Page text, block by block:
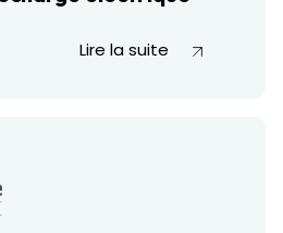
Lire la suite